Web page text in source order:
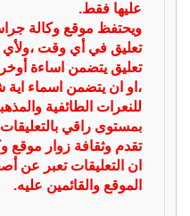
عليها فقط.
ويحتفظ موقع وكالة
تعليق في أي وقت
تعليق يتضمن اساءة
،او ان يتضمن اسماء اية
للنعرات الطائفية
بمستوى راقي
تقدم وثقافة زوار موقع
ان التعليقات تعبر عن
الموقع والقائمين عليه.